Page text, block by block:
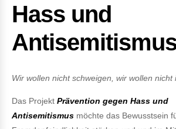
Hass und
Wir wollen nicht schweigen, wir wollen nicht
Das Projekt Prävention gegen Hass und
Antisemitismus möchte das Bewusstsein